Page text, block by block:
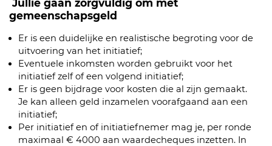
Jullie gaan zorgvuldig om met
gemeenschapsgeld
Er is een duidelijke en realistische begroting voor de
uitvoering van het initiatief;
Eventuele inkomsten worden gebruikt voor het
initiatief zelf of een volgend initiatief;
Er is geen bijdrage voor kosten die al zijn gemaakt.
Je kan alleen geld inzamelen voorafgaand aan een
initiatief;
Per initiatief en of initiatiefnemer mag je, per ronde
maximaal € 4000 aan waardecheques inzetten. In